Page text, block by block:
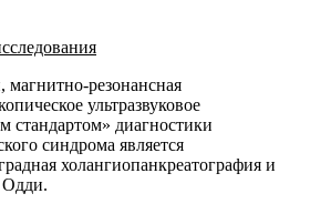
резонансная
ультразвуковое
стандартом» диагностики
синдрома является
холангиопанкреатография и
Одди.